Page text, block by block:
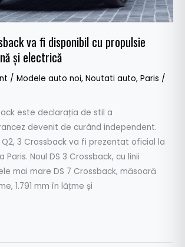
va fi disponibil cu propulsie
și electrică
/ Modele auto noi, Noutati auto, Paris /
este declarația de stil a
devenit de curând independent.
Q2, 3 Crossback va fi prezentat oficial la
Paris. Noul DS 3 Crossback, cu linii
mai mare DS 7 Crossback, măsoară
1.791 mm în lățme și